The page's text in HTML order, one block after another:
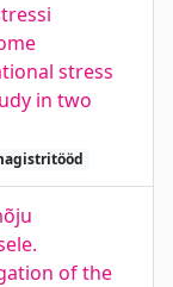
stress
in two
of the